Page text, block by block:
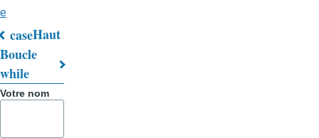
e
Liens
transversaux
de
caseHaut
Boucle
while
Votre nom